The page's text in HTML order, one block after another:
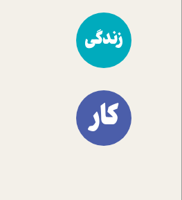
زندگی
کار